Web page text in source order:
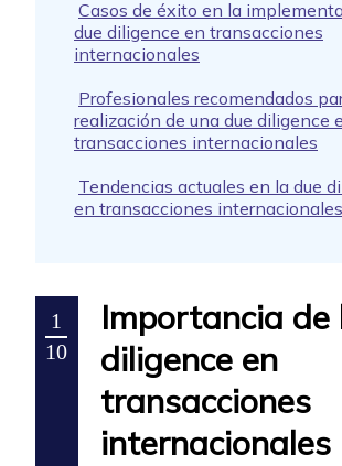
Casos de éxito en la
due diligence en transacciones
internacionales
Profesionales recomendados
realización de una due diligence
transacciones internacionales
Tendencias actuales en la due
en transacciones
1
10
Importancia de
diligence en
transacciones
internacionales